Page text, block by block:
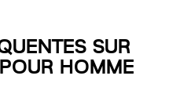
SUR
HOMME